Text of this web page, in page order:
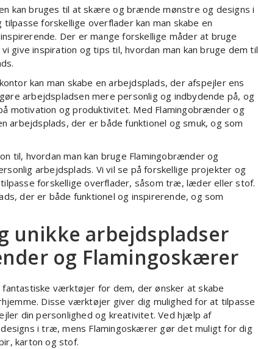
kan bruges til at skære og brænde mønstre og designs i
forskellige overflader kan man skabe en
Der er mange forskellige måder at bruge
give inspiration og tips til, hvordan man kan bruge dem til
kan man skabe en arbejdsplads, der afspejler ens
arbejdspladsen mere personlig og indbydende på, og
motivation og produktivitet. Med Flamingobrænder og
arbejdsplads, der er både funktionel og smuk, og som
til, hvordan man kan bruge Flamingobrænder og
arbejdsplads. Vi vil se på forskellige projekter og
forskellige overflader, såsom træ, læder eller stof.
der er både funktionel og inspirerende, og som
unikke arbejdspladser
og Flamingoskærer
værktøjer for dem, der ønsker at skabe
Disse værktøjer giver dig mulighed for at tilpasse
din personlighed og kreativitet. Ved hjælp af
i træ, mens Flamingoskærer gør det muligt for dig
karton og stof.